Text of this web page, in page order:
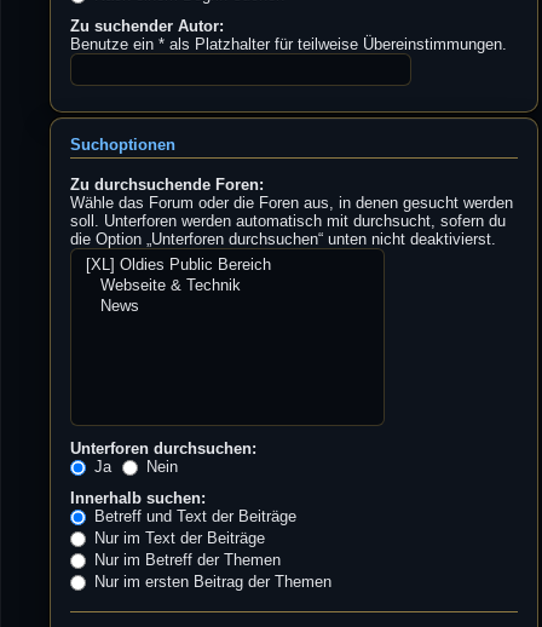
Zu suchender Autor:
Benutze ein * als Platzhalter für teilweise Übereinstimmungen.
Suchoptionen
Zu durchsuchende Foren:
Wähle das Forum oder die Foren aus, in denen gesucht werden
soll. Unterforen werden automatisch mit durchsucht, sofern du
die Option „Unterforen durchsuchen“ unten nicht deaktivierst.
Unterforen durchsuchen:
Ja
Nein
Innerhalb suchen:
Betreff und Text der Beiträge
Nur im Text der Beiträge
Nur im Betreff der Themen
Nur im ersten Beitrag der Themen